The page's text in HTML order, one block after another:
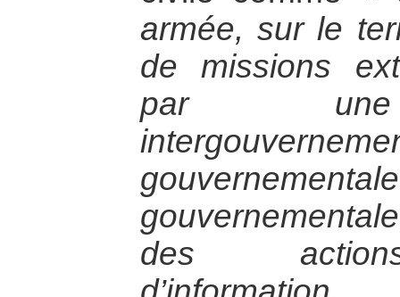
armée, sur le
de missions
par une
des actions